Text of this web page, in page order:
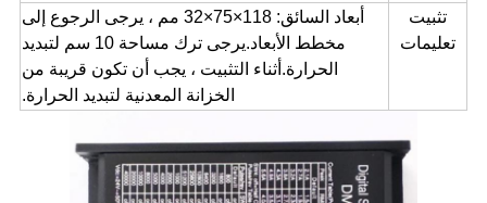
تثبيت
تعليمات
أبعاد السائق: 118 ×
75
×
32 مم ، يرجى الرجوع إلى
مخطط الأبعاد.يرجى ترك مساحة 10 سم لتبديد
الحرارة.أثناء التثبيت ، يجب أن تكون قريبة من
الخزانة المعدنية لتبديد الحرارة.